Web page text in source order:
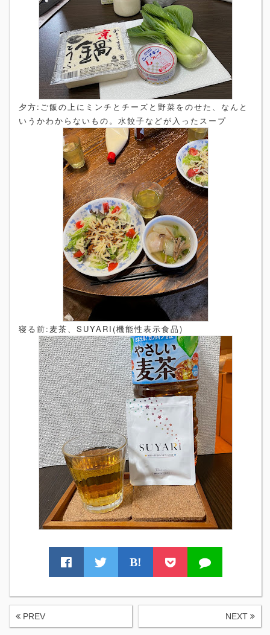
夕方:ご飯の上にミンチとチーズと野菜をのせた、なんと
いうかわからないもの。水餃子などが入ったスープ
寝る前:麦茶、SUYARI(機能性表示食品)
B!
PREV NEXT